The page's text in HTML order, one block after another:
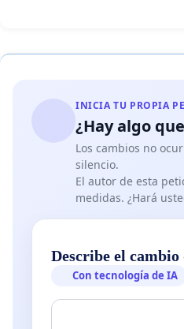
INICIA TU PROPIA
¿Hay algo
Los cambios no
silencio.
El autor de esta
medidas. ¿Hará
Describe el
Con tecnología de IA